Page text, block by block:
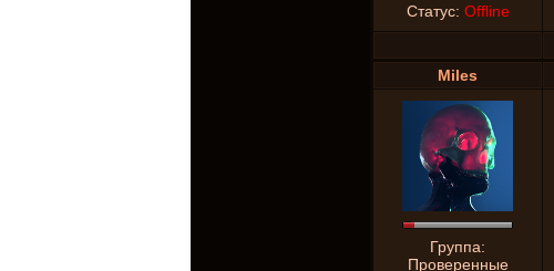
Статус: Offline
Miles
Группа:
Проверенные